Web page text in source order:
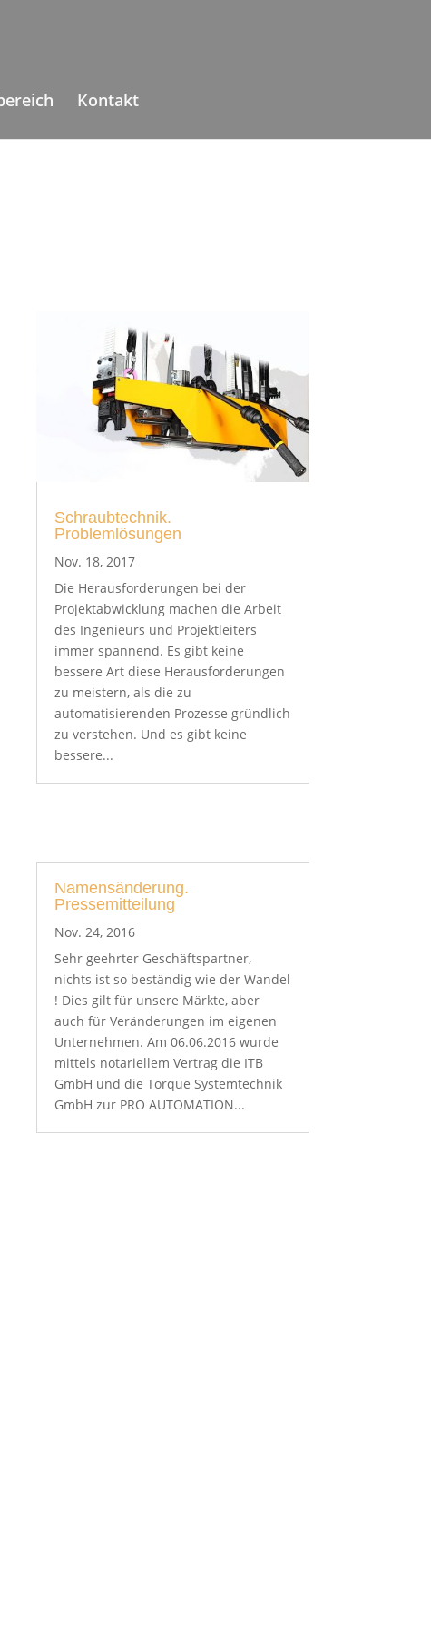
Kontakt
Schraubtechnik.
Problemlösungen
Nov. 18, 2017
Die Herausforderungen bei der
Projektabwicklung machen die Arbeit
des Ingenieurs und Projektleiters
immer spannend. Es gibt keine
bessere Art diese Herausforderungen
zu meistern, als die zu
automatisierenden Prozesse gründlich
zu verstehen. Und es gibt keine
bessere...
Namensänderung.
Pressemitteilung
Nov. 24, 2016
Sehr geehrter Geschäftspartner,
nichts ist so beständig wie der Wandel
! Dies gilt für unsere Märkte, aber
auch für Veränderungen im eigenen
Unternehmen. Am 06.06.2016 wurde
mittels notariellem Vertrag die ITB
GmbH und die Torque Systemtechnik
GmbH zur PRO AUTOMATION...